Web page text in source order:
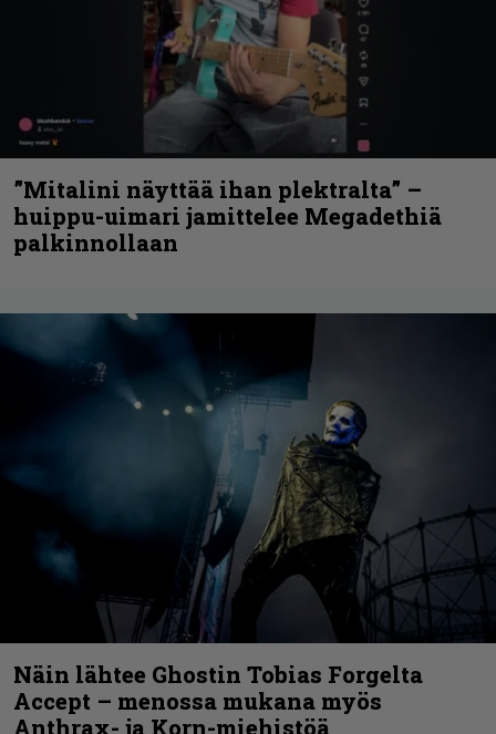
”Mitalini näyttää ihan plektralta” –
huippu-uimari jamittelee Megadethiä
palkinnollaan
Näin lähtee Ghostin Tobias Forgelta
Accept – menossa mukana myös
Anthrax- ja Korn-miehistöä